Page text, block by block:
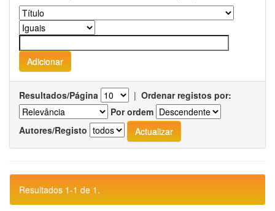
Resultados/Página | Ordenar registos por:
Por ordem
Autores/Registo
Resultados 1-1 de 1.